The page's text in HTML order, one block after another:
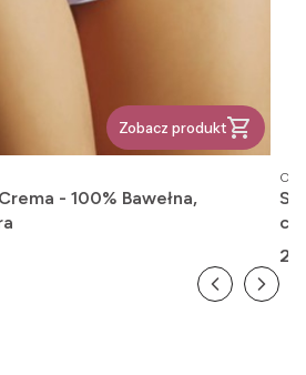
Zobacz produkt
- 100% Bawełna,